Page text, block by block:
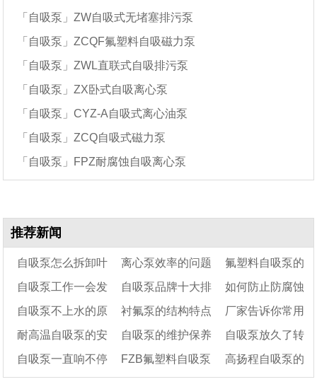
「自吸泵」ZW自吸式无堵塞排污泵
「自吸泵」ZCQF氟塑料自吸磁力泵
「自吸泵」ZWL直联式自吸排污泵
「自吸泵」ZX卧式自吸离心泵
「自吸泵」CYZ-A自吸式离心油泵
「自吸泵」ZCQ自吸式磁力泵
「自吸泵」FPZ耐腐蚀自吸离心泵
推荐新闻
自吸泵怎么拆卸叶 离心泵效率的问题
和提升的方法
氟塑料自吸泵的
耐腐蚀性能怎么样
自吸泵工作一会发
烫是怎么回事
自吸泵品牌十大排 如何防止防腐蚀
自吸泵因空转而烧
机?
自吸泵不上水的原
因以及排除方法
衬氟泵的结构特点 厂家告诉你常用
耐腐蚀自吸泵的材
料选材原则
耐高温自吸泵的安
装方法
自吸泵的维护保养
方法
自吸泵放久了转
不动怎么解决?
自吸泵一直响不停 FZB氟塑料自吸泵 高扬程自吸泵的